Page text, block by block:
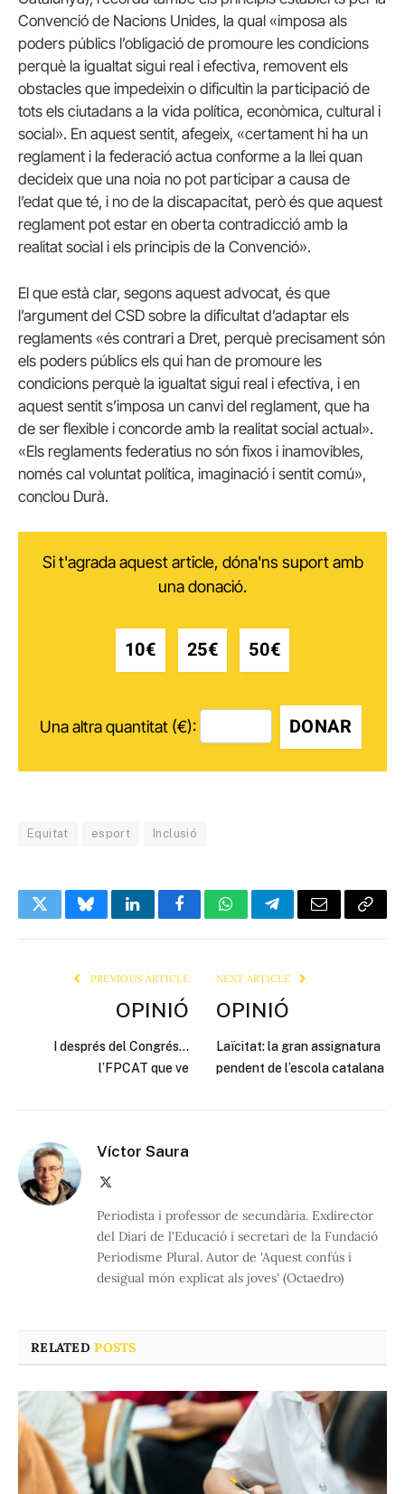
Convenció de Nacions Unides, la qual «imposa als
poders públics l’obligació de promoure les condicions
perquè la igualtat sigui real i efectiva, removent els
obstacles que impedeixin o dificultin la participació de
tots els ciutadans a la vida política, econòmica, cultural i
social». En aquest sentit, afegeix, «certament hi ha un
reglament i la federació actua conforme a la llei quan
decideix que una noia no pot participar a causa de
l’edat que té, i no de la discapacitat, però és que aquest
reglament pot estar en oberta contradicció amb la
realitat social i els principis de la Convenció».
El que està clar, segons aquest advocat, és que
l’argument del CSD sobre la dificultat d’adaptar els
reglaments «és contrari a Dret, perquè precisament són
els poders públics els qui han de promoure les
condicions perquè la igualtat sigui real i efectiva, i en
aquest sentit s’imposa un canvi del reglament, que ha
de ser flexible i concorde amb la realitat social actual».
«Els reglaments federatius no són fixos i inamovibles,
només cal voluntat política, imaginació i sentit comú»,
conclou Durà.
Si t'agrada aquest article, dóna'ns suport amb
una donació.
10€ 25€ 50€
Una altra quantitat (€): DONAR
Equitat esport Inclusió
TwitterBlueskyLinkedInFacebookWhatsAppTelegramEmail Copy
PREVIOUS ARTICLE
OPINIÓ
I després del Congrés…
l’FPCAT que ve
NEXT ARTICLE
OPINIÓ
Laïcitat: la gran assignatura
pendent de l’escola catalana
Víctor Saura
Periodista i professor de secundària. Exdirector
del Diari de l'Educació i secretari de la Fundació
Periodisme Plural. Autor de 'Aquest confús i
desigual món explicat als joves' (Octaedro)
RELATEDPOSTS